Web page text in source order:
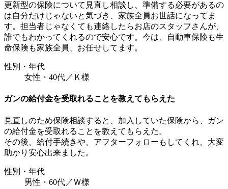
更新型の保険について見直し相談し、準備する必要があるの
は自分だけじゃないと気づき、家族全員お世話になってま
す。担当者じゃなくても連絡したらお店のスタッフさんが、
誰でもわかってくれるので安心です。今は、自動車保険も生
命保険も家族全員、お任せしてます。
性別・年代
女性・40代／Ｋ様
ガンの給付金を受取れることを教えてもらえた
見直しのため保険相談すると、加入していた保険から、ガン
の給付金を受取れることを教えてもらえた。
その後、給付手続きや、アフターフォローもしてくれ、大変
助かり安心出来ました。
性別・年代
男性・60代／Ｗ様